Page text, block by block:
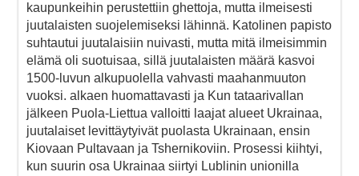
kaupunkeihin perustettiin ghettoja, mutta ilmeisesti
juutalaisten suojelemiseksi lähinnä. Katolinen papisto
suhtautui juutalaisiin nuivasti, mutta mitä ilmeisimmin
elämä oli suotuisaa, sillä juutalaisten määrä kasvoi
1500-luvun alkupuolella vahvasti maahanmuuton
vuoksi. alkaen huomattavasti ja Kun tataarivallan
jälkeen Puola-Liettua valloitti laajat alueet Ukrainaa,
juutalaiset levittäytyivät puolasta Ukrainaan, ensin
Kiovaan Pultavaan ja Tshernikoviin. Prosessi kiihtyi,
kun suurin osa Ukrainaa siirtyi Lublinin unionilla